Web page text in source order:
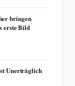
bringen
erste Bild
Unerträglich